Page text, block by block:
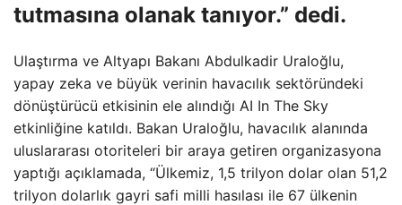
tutmasına olanak tanıyor.” dedi.
Ulaştırma ve Altyapı Bakanı Abdulkadir Uraloğlu,
yapay zeka ve büyük verinin havacılık sektöründeki
dönüştürücü etkisinin ele alındığı AI In The Sky
etkinliğine katıldı. Bakan Uraloğlu, havacılık alanında
uluslararası otoriteleri bir araya getiren organizasyona
yaptığı açıklamada, “Ülkemiz, 1,5 trilyon dolar olan 51,2
trilyon dolarlık gayri safi milli hasılası ile 67 ülkenin